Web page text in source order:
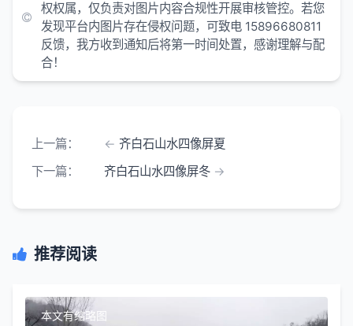
权权属，仅负责对图片内容合规性开展审核管控。若您
发现平台内图片存在侵权问题，可致电 15896680811
反馈，我方收到通知后将第一时间处置，感谢理解与配
合！
上一篇：
齐白石山水四像屏夏
下一篇：
齐白石山水四像屏冬
推荐阅读
本文有缩略图